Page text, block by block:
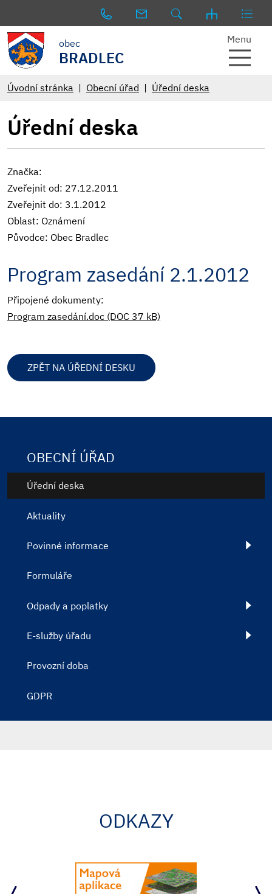
obec
BRADLEC
Menu
Úvodní stránka Obecní úřad Úřední deska
Úřední deska
Značka:
Zveřejnit od: 27.12.2011
Zveřejnit do: 3.1.2012
Oblast: Oznámení
Původce: Obec Bradlec
Program zasedání 2.1.2012
Připojené dokumenty:
Program zasedání.doc (DOC 37 kB)
ZPĚT NA ÚŘEDNÍ DESKU
OBECNÍ ÚŘAD
Úřední deska
Aktuality
Povinné informace
Formuláře
Odpady a poplatky
E-služby úřadu
Provozní doba
GDPR
ODKAZY